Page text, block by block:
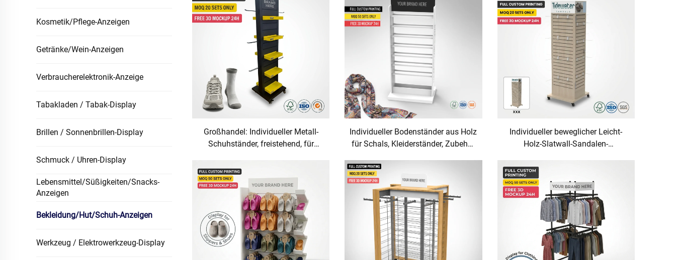
Kosmetik/Pflege-Anzeigen
Getränke/Wein-Anzeigen
Verbraucherelektronik-Anzeige
Tabakladen / Tabak-Display
Brillen / Sonnenbrillen-Display
Schmuck / Uhren-Display
Lebensmittel/Süßigkeiten/Snacks-
Anzeigen
Bekleidung/Hut/Schuh-Anzeigen
Werkzeug / Elektrowerkzeug-Display
Großhandel: Individueller Metall-
Schuhständer, freistehend, für
Sneaker – Turmständer mit Haken
und Slatwall-Einrichtung für den
Einzelhandel
Individueller Bodenständer aus Holz
für Schals, Kleiderständer, Zubehör
Einzelhandelsboutiquen
Individueller beweglicher Leicht-
Holz-Slatwall-Sandalen-
bodenstehender Einzelhandels-
Ständer für Schuhe im Geschäft